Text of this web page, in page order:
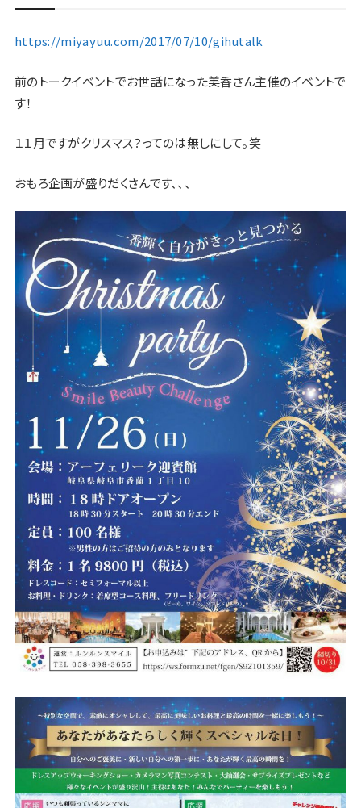
https://miyayuu.com/2017/07/10/gihutalk
前のトークイベントでお世話になった美香さん主催のイベントで
す！
１１月ですがクリスマス？ってのは無しにして。笑
おもろ企画が盛りだくさんです、、、